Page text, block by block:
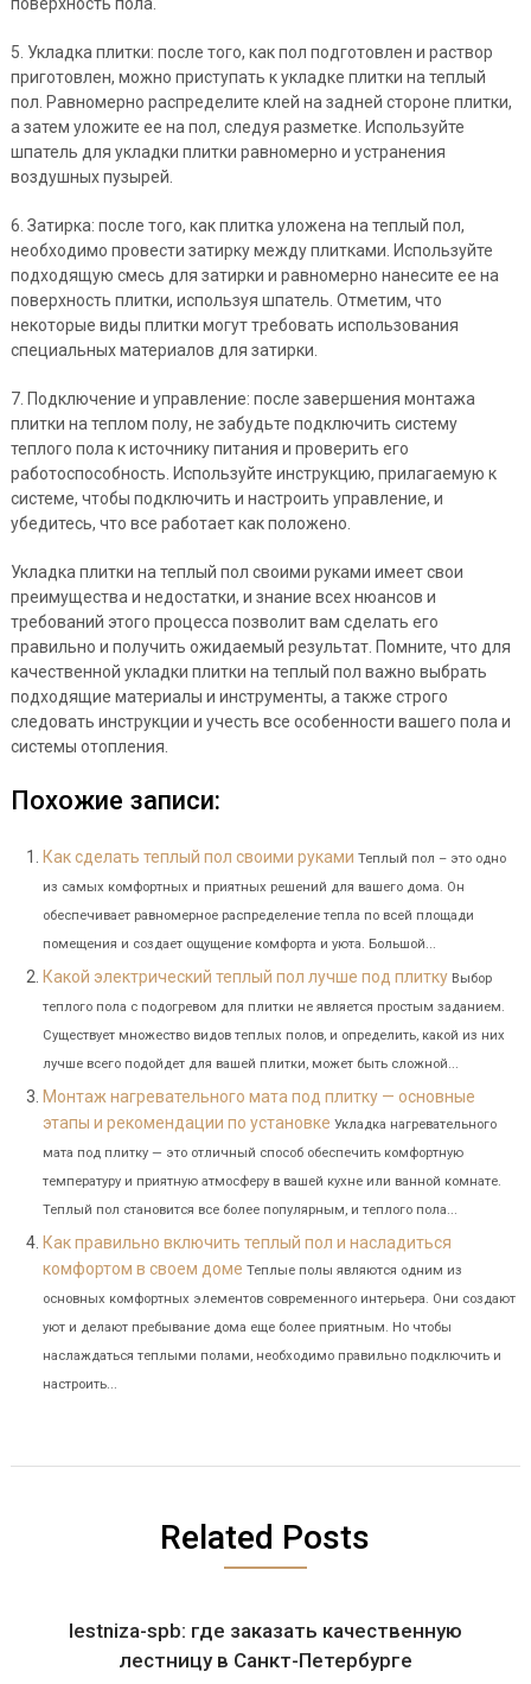
5. Укладка плитки: после того, как пол подготовлен и раствор
приготовлен, можно приступать к укладке плитки на теплый
пол. Равномерно распределите клей на задней стороне плитки,
а затем уложите ее на пол, следуя разметке. Используйте
шпатель для укладки плитки равномерно и устранения
воздушных пузырей.
6. Затирка: после того, как плитка уложена на теплый пол,
необходимо провести затирку между плитками. Используйте
подходящую смесь для затирки и равномерно нанесите ее на
поверхность плитки, используя шпатель. Отметим, что
некоторые виды плитки могут требовать использования
специальных материалов для затирки.
7. Подключение и управление: после завершения монтажа
плитки на теплом полу, не забудьте подключить систему
теплого пола к источнику питания и проверить его
работоспособность. Используйте инструкцию, прилагаемую к
системе, чтобы подключить и настроить управление, и
убедитесь, что все работает как положено.
Укладка плитки на теплый пол своими руками имеет свои
преимущества и недостатки, и знание всех нюансов и
требований этого процесса позволит вам сделать его
правильно и получить ожидаемый результат. Помните, что для
качественной укладки плитки на теплый пол важно выбрать
подходящие материалы и инструменты, а также строго
следовать инструкции и учесть все особенности вашего пола и
системы отопления.
Похожие записи:
Как сделать теплый пол своими руками Теплый пол – это одно
из самых комфортных и приятных решений для вашего дома. Он
обеспечивает равномерное распределение тепла по всей площади
помещения и создает ощущение комфорта и уюта. Большой...
Какой электрический теплый пол лучше под плитку Выбор
теплого пола с подогревом для плитки не является простым заданием.
Существует множество видов теплых полов, и определить, какой из них
лучше всего подойдет для вашей плитки, может быть сложной...
Монтаж нагревательного мата под плитку — основные
этапы и рекомендации по установке Укладка нагревательного
мата под плитку — это отличный способ обеспечить комфортную
температуру и приятную атмосферу в вашей кухне или ванной комнате.
Теплый пол становится все более популярным, и теплого пола...
Как правильно включить теплый пол и насладиться
комфортом в своем доме Теплые полы являются одним из
основных комфортных элементов современного интерьера. Они создают
уют и делают пребывание дома еще более приятным. Но чтобы
наслаждаться теплыми полами, необходимо правильно подключить и
настроить...
Related Posts
lestniza-spb: где заказать качественную
лестницу в Санкт-Петербурге